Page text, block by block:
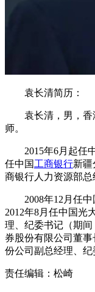
袁长清简历：
袁长清，男，香
师。
2015年6月起任中
任中国工商银行新疆
商银行人力资源部总
2008年12月任中
2012年8月任中国光
理、纪委书记（期间
券股份有限公司董
份公司副总经理、纪
责任编辑：松崎